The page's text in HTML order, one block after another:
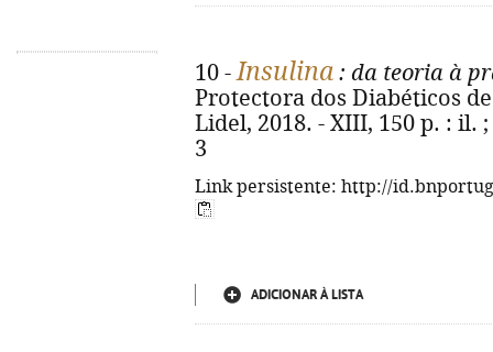
10 -Insulina : da teoria à
Protectora dos Diabéticos
Lidel, 2018. - XIII, 150 p. : il. ;
3
Link persistente: http://
ADICIONAR À LISTA